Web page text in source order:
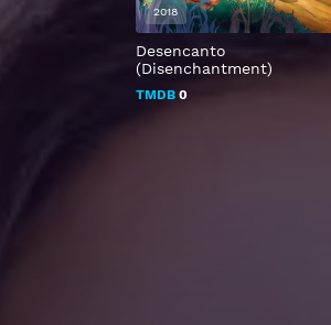
Desencanto
(Disenchantment)
TMDB 0
2018